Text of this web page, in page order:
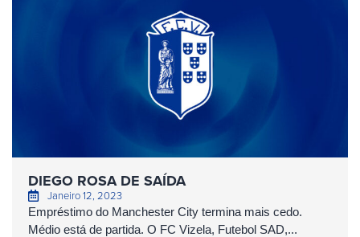
DIEGO ROSA DE SAÍDA
Janeiro 12, 2023
Empréstimo do Manchester City termina mais cedo.
Médio está de partida. O FC Vizela, Futebol SAD,...